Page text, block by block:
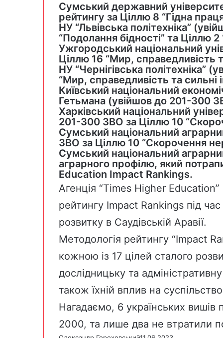
Сумський державний
рейтингу за Ціллю 8 “Гідна
НУ “Львівська політехніка”
“Подолання бідності” та Ціллю
Ужгородський національний
Ціллю 16 “Мир, справедливість
НУ “Чернігівська політехніка”
“Мир, справедливість та сильні
Київський національний
Гетьмана (увійшов до 201-300
Харківський національний
201-300 ЗВО за Ціллю 10
Сумський національний
ЗВО за Ціллю 10 “Скорочення
Сумський національний
аграрного профілю, який
Education Impact Rankings.
Агенція “Times Higher
рейтингу Impact Rankings під
розвитку в Саудівській Аравії.
Методологія рейтингу “Impact
кожною із 17 цілей сталого
дослідницьку та
також їхній вплив на
Нагадаємо, 6 українських вишів
2000, та лише два не втратили